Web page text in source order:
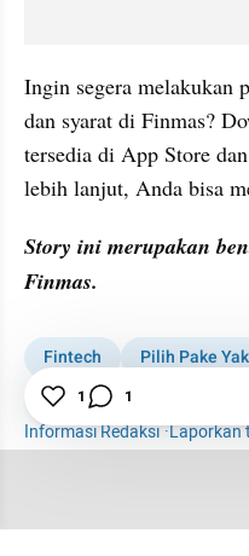
Ingin segera melakukan
dan syarat di Finmas?
tersedia di App Store
lebih lanjut, Anda bisa
Story ini merupakan
Finmas.
Fintech Pilih Pake
OJK
Keuangan
Informasi Redaksi·Laporkan
1 1